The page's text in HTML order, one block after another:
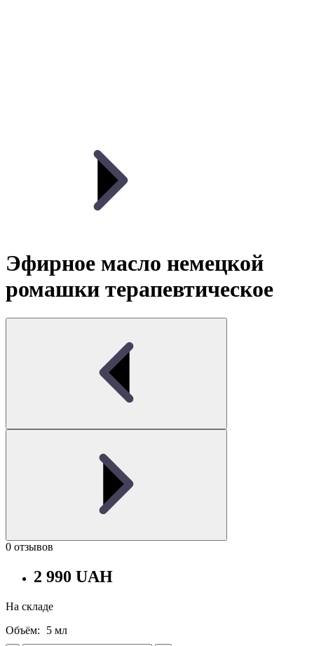
Эфирное масло немецкой
ромашки терапевтическое
0 отзывов
2 990 UAH
На складе
Объём:
5 мл